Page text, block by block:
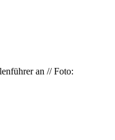
an // Foto: